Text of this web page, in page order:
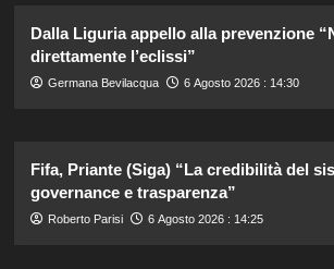
Dalla Liguria appello alla prevenzione
direttamente l’eclissi”
Germana Bevilacqua 6 Agosto 2026 : 14:30
Fifa, Priante (Siga) “La credibilità del
governance e trasparenza”
Roberto Parisi 6 Agosto 2026 : 14:25